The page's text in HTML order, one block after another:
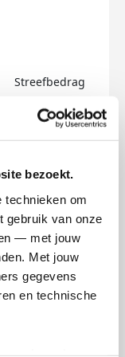
bezoekt.
technieken om
gebruik van onze
— met jouw
Met jouw
gegevens
en technische
Streefbedrag